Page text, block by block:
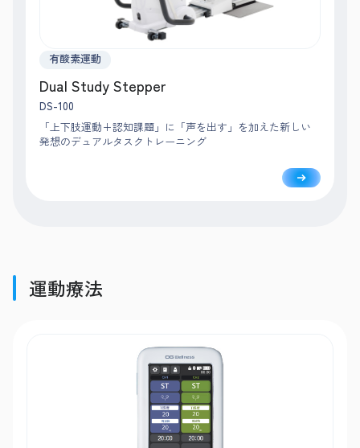
有酸素運動
Dual Study Stepper
DS-100
「上下肢運動+認知課題」に「声を出す」を加えた新しい
発想のデュアルタスクトレーニング
運動療法